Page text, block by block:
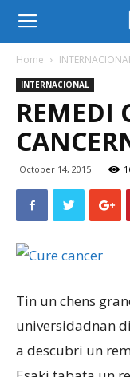
Bon
Dia
Home
INTERNACIONAL
REMEDI
October 14, 2015
Tin un chens
universidadnan
a descubri un